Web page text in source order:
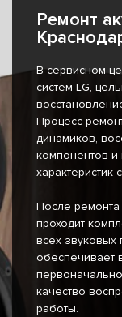
Ремонт
В сервисном
систем LG,
Процесс
динамиков,
компонентов и
характеристик
После ремонта
проходит
всех звуковых
обеспечивает
качество
работы.